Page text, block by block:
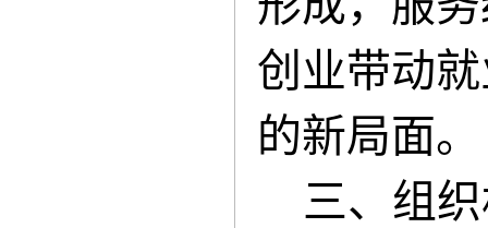
创业带动
的新局面。
三、组